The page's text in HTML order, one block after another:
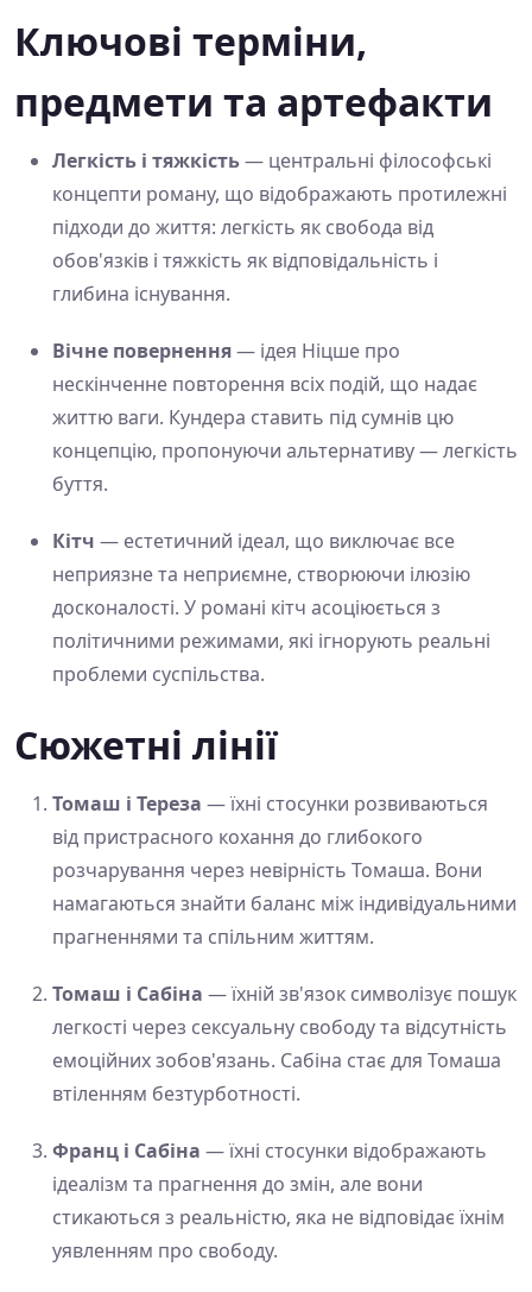
Ключові терміни,
предмети та артефакти
Легкість і тяжкість— центральні філософські
концепти роману, що відображають протилежні
підходи до життя: легкість як свобода від
обов'язків і тяжкість як відповідальність і
глибина існування.
Вічне повернення— ідея Ніцше про
нескінченне повторення всіх подій, що надає
життю ваги. Кундера ставить під сумнів цю
концепцію, пропонуючи альтернативу — легкість
буття.
Кітч — естетичний ідеал, що виключає все
неприязне та неприємне, створюючи ілюзію
досконалості. У романі кітч асоціюється з
політичними режимами, які ігнорують реальні
проблеми суспільства.
Сюжетні лінії
Томаш і Тереза — їхні стосунки розвиваються
від пристрасного кохання до глибокого
розчарування через невірність Томаша. Вони
намагаються знайти баланс між індивідуальними
прагненнями та спільним життям.
Томаш і Сабіна — їхній зв'язок символізує пошук
легкості через сексуальну свободу та відсутність
емоційних зобов'язань. Сабіна стає для Томаша
втіленням безтурботності.
Франц і Сабіна — їхні стосунки відображають
ідеалізм та прагнення до змін, але вони
стикаються з реальністю, яка не відповідає їхнім
уявленням про свободу.